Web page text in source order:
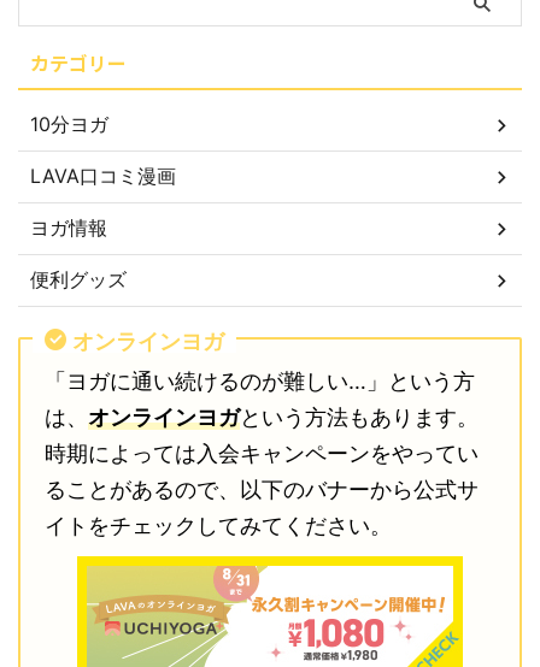
カテゴリー
10分ヨガ
LAVA口コミ漫画
ヨガ情報
便利グッズ
オンラインヨガ
「ヨガに通い続けるのが難しい…」という方
は、 オンラインヨガという方法もあります。
時期によっては入会キャンペーンをやってい
ることがあるので、以下のバナーから公式サ
イトをチェックしてみてください。